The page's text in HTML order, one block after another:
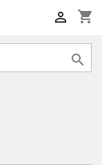
shopping_cart

